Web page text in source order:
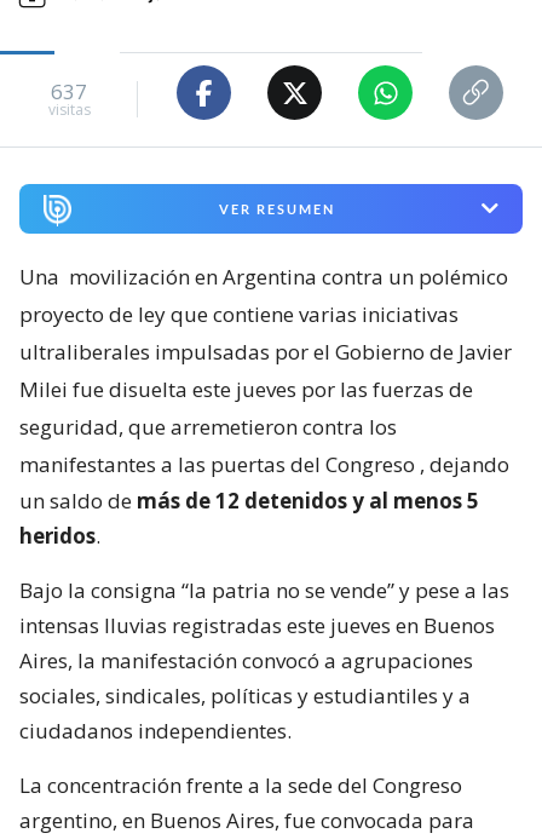
637
visitas
VER RESUMEN
Una movilización en Argentina contra un polémico
proyecto de ley que contiene varias iniciativas
ultraliberales impulsadas por el Gobierno de Javier
Milei fue disuelta este jueves por las fuerzas de
seguridad, que arremetieron contra los
manifestantes a las puertas del Congreso , dejando
un saldo de más de 12 detenidos y al menos 5
heridos.
Bajo la consigna “la patria no se vende” y pese a las
intensas lluvias registradas este jueves en Buenos
Aires, la manifestación convocó a agrupaciones
sociales, sindicales, políticas y estudiantiles y a
ciudadanos independientes.
La concentración frente a la sede del Congreso
argentino, en Buenos Aires, fue convocada para